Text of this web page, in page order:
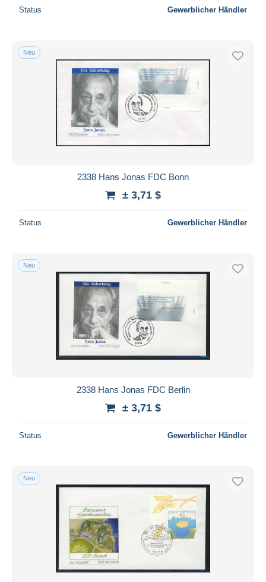
Status Gewerblicher Händler
Neu
2338 Hans Jonas FDC Bonn
± 3,71 $
Status Gewerblicher Händler
Neu
2338 Hans Jonas FDC Berlin
± 3,71 $
Status Gewerblicher Händler
Neu